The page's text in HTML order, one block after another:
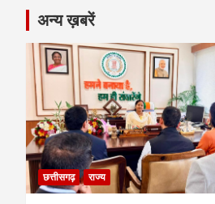
अन्य ख़बरें
छत्तीसगढ़ राज्य